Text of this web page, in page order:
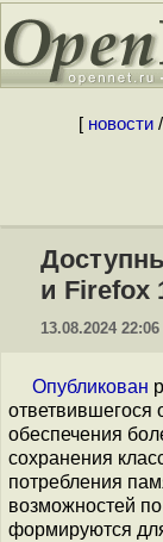
[ новости/
и Firefox
13.08.2024
Опубликован
ответвившегося
обеспечения
сохранения
потребления
возможностей
формируются